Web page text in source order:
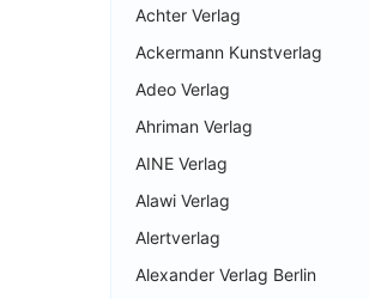
Achter Verlag
Ackermann Kunstverlag
Adeo Verlag
Ahriman Verlag
AINE Verlag
Alawi Verlag
Alertverlag
Alexander Verlag Berlin